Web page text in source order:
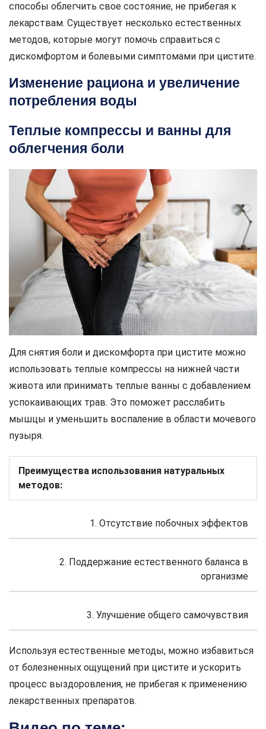
способы облегчить свое состояние, не прибегая к
лекарствам. Существует несколько естественных
методов, которые могут помочь справиться с
дискомфортом и болевыми симптомами при цистите.
Изменение рациона и увеличение
потребления воды
Теплые компрессы и ванны для
облегчения боли
Для снятия боли и дискомфорта при цистите можно
использовать теплые компрессы на нижней части
живота или принимать теплые ванны с добавлением
успокаивающих трав. Это поможет расслабить
мышцы и уменьшить воспаление в области мочевого
пузыря.
Преимущества использования натуральных
методов:
1. Отсутствие побочных эффектов
2. Поддержание естественного баланса в
организме
3. Улучшение общего самочувствия
Используя естественные методы, можно избавиться
от болезненных ощущений при цистите и ускорить
процесс выздоровления, не прибегая к применению
лекарственных препаратов.